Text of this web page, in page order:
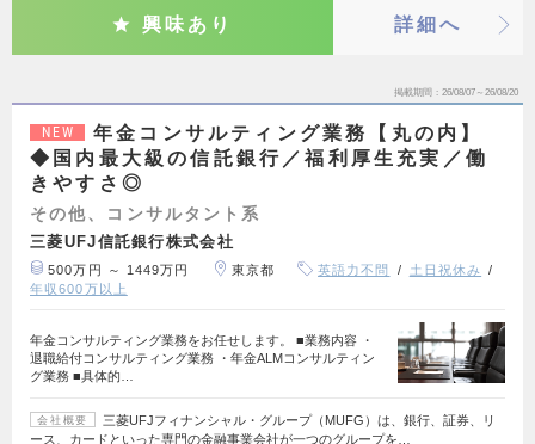
興味あり 詳細へ
掲載期間 26/08/07～26/08/20
NEW
年金コンサルティング業務【丸の内】
◆国内最大級の信託銀行／福利厚生充実／働
きやすさ◎
その他、コンサルタント系
三菱UFJ信託銀行株式会社
500万円 ～ 1449万円 東京都 英語力不問
土日祝休み
年収600万以上
年金コンサルティング業務をお任せします。 ■業務内容 ・
退職給付コンサルティング業務 ・年金ALMコンサルティン
グ業務 ■具体的…
会社概要
三菱UFJフィナンシャル・グループ（MUFG）は、銀行、証券、リ
ース、カードといった専門の金融事業会社が一つのグループを…